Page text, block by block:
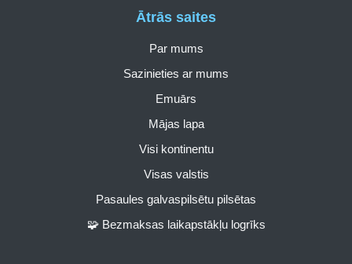
Ātrās saites
Par mums
Sazinieties ar mums
Emuārs
Mājas lapa
Visi kontinentu
Visas valstis
Pasaules galvaspilsētu pilsētas
🧩 Bezmaksas laikapstākļu logrīks